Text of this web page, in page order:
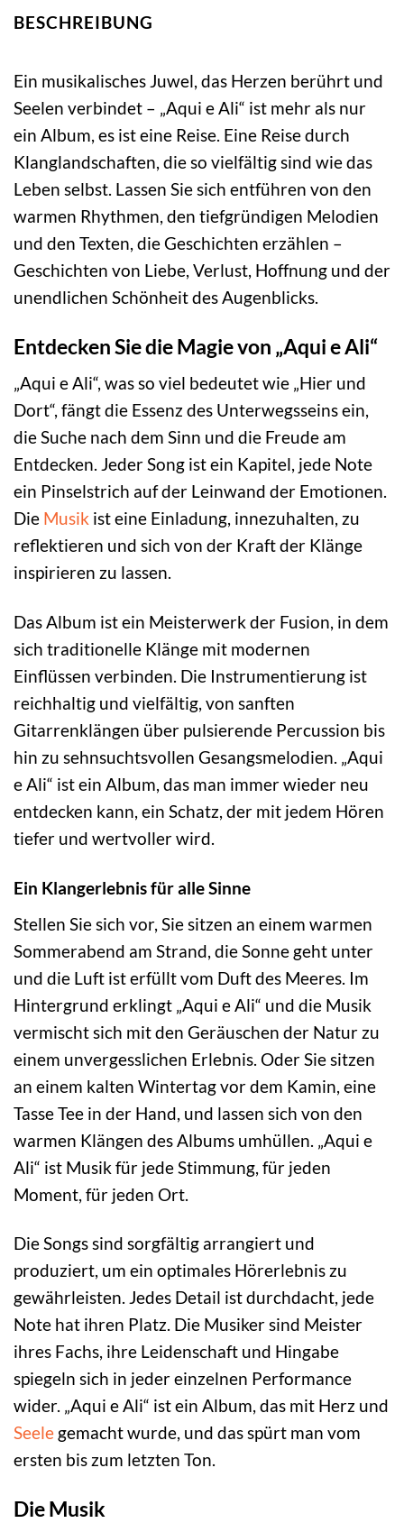
BESCHREIBUNG
Ein musikalisches Juwel, das Herzen berührt und
Seelen verbindet – „Aqui e Ali“ ist mehr als nur
ein Album, es ist eine Reise. Eine Reise durch
Klanglandschaften, die so vielfältig sind wie das
Leben selbst. Lassen Sie sich entführen von den
warmen Rhythmen, den tiefgründigen Melodien
und den Texten, die Geschichten erzählen –
Geschichten von Liebe, Verlust, Hoffnung und der
unendlichen Schönheit des Augenblicks.
Entdecken Sie die Magie von „Aqui e Ali“
„Aqui e Ali“, was so viel bedeutet wie „Hier und
Dort“, fängt die Essenz des Unterwegsseins ein,
die Suche nach dem Sinn und die Freude am
Entdecken. Jeder Song ist ein Kapitel, jede Note
ein Pinselstrich auf der Leinwand der Emotionen.
Die Musik ist eine Einladung, innezuhalten, zu
reflektieren und sich von der Kraft der Klänge
inspirieren zu lassen.
Das Album ist ein Meisterwerk der Fusion, in dem
sich traditionelle Klänge mit modernen
Einflüssen verbinden. Die Instrumentierung ist
reichhaltig und vielfältig, von sanften
Gitarrenklängen über pulsierende Percussion bis
hin zu sehnsuchtsvollen Gesangsmelodien. „Aqui
e Ali“ ist ein Album, das man immer wieder neu
entdecken kann, ein Schatz, der mit jedem Hören
tiefer und wertvoller wird.
Ein Klangerlebnis für alle Sinne
Stellen Sie sich vor, Sie sitzen an einem warmen
Sommerabend am Strand, die Sonne geht unter
und die Luft ist erfüllt vom Duft des Meeres. Im
Hintergrund erklingt „Aqui e Ali“ und die Musik
vermischt sich mit den Geräuschen der Natur zu
einem unvergesslichen Erlebnis. Oder Sie sitzen
an einem kalten Wintertag vor dem Kamin, eine
Tasse Tee in der Hand, und lassen sich von den
warmen Klängen des Albums umhüllen. „Aqui e
Ali“ ist Musik für jede Stimmung, für jeden
Moment, für jeden Ort.
Die Songs sind sorgfältig arrangiert und
produziert, um ein optimales Hörerlebnis zu
gewährleisten. Jedes Detail ist durchdacht, jede
Note hat ihren Platz. Die Musiker sind Meister
ihres Fachs, ihre Leidenschaft und Hingabe
spiegeln sich in jeder einzelnen Performance
wider. „Aqui e Ali“ ist ein Album, das mit Herz und
Seele gemacht wurde, und das spürt man vom
ersten bis zum letzten Ton.
Die Musik